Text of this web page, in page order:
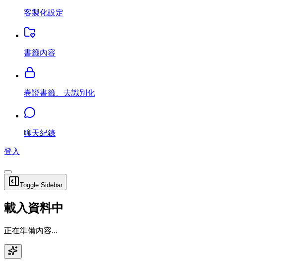
客製化設定
書籤內容
卷證書籤、去識別化
聊天紀錄
登入
Toggle Sidebar
載入資料中
正在準備內容...